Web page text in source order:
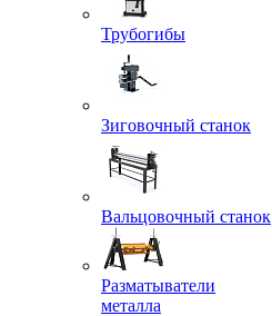
Трубогибы
Зиговочный станок
Вальцовочный станок
Разматыватели
металла